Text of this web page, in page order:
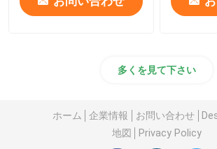
多くを見て下さい
ホーム 企業情報 お問い合わせ
地図
Privacy Policy